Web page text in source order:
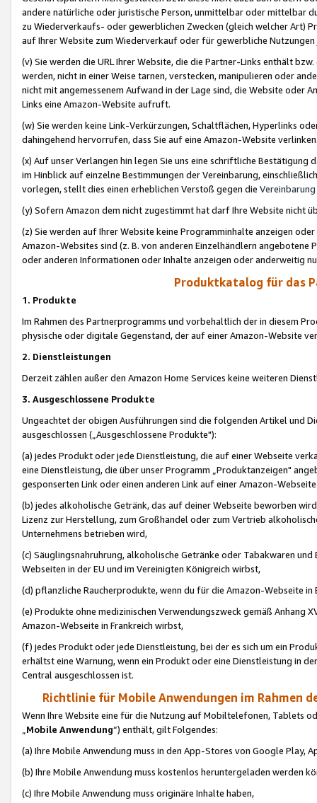
andere natürliche oder juristische Person, unmittelbar oder mittelbar
zu Wiederverkaufs- oder gewerblichen Zwecken (gleich welcher Art)
auf Ihrer Website zum Wiederverkauf oder für gewerbliche
(v) Sie werden die URL Ihrer Website, die die Partner-Links enthält
werden, nicht in einer Weise tarnen, verstecken, manipulieren oder
nicht mit angemessenem Aufwand in der Lage sind, die Website oder
Links eine Amazon-Website aufruft.
(w) Sie werden keine Link-Verkürzungen, Schaltflächen, Hyperlinks
dahingehend hervorrufen, dass Sie auf eine Amazon-Website
(x) Auf unser Verlangen hin legen Sie uns eine schriftliche
im Hinblick auf einzelne Bestimmungen der Vereinbarung,
vorlegen, stellt dies einen erheblichen Verstoß gegen die Vereinbarung
(y) Sofern Amazon dem nicht zugestimmt hat darf Ihre Website nicht
(z) Sie werden auf Ihrer Website keine Programminhalte anzeigen
Amazon-Websites sind (z. B. von anderen Einzelhändlern
oder anderen Informationen oder Inhalte anzeigen oder anderweitig
Produktkatalog für das
1. Produkte
Im Rahmen des Partnerprogramms und vorbehaltlich der in diesem
physische oder digitale Gegenstand, der auf einer Amazon-Website
2. Dienstleistungen
Derzeit zählen außer den Amazon Home Services keine weiteren
3. Ausgeschlossene Produkte
Ungeachtet der obigen Ausführungen sind die folgenden Artikel und
ausgeschlossen („Ausgeschlossene Produkte"):
(a) jedes Produkt oder jede Dienstleistung, die auf einer Webseite
eine Dienstleistung, die über unser Programm „Produktanzeigen"
gesponserten Link oder einen anderen Link auf einer Amazon-
(b) jedes alkoholische Getränk, das auf deiner Webseite beworben
Lizenz zur Herstellung, zum Großhandel oder zum Vertrieb
Unternehmens betrieben wird,
(c) Säuglingsnahruhrung, alkoholische Getränke oder Tabakwaren
Webseiten in der EU und im Vereinigten Königreich wirbst,
(d) pflanzliche Raucherprodukte, wenn du für die Amazon-Webseite in
(e) Produkte ohne medizinischen Verwendungszweck gemäß Anhang
Amazon-Webseite in Frankreich wirbst,
(f) jedes Produkt oder jede Dienstleistung, bei der es sich um ein
erhältst eine Warnung, wenn ein Produkt oder eine Dienstleistung in
Central ausgeschlossen ist.
Richtlinie für Mobile Anwendungen im Rahmen
Wenn Ihre Website eine für die Nutzung auf Mobiltelefonen, Tablets
„Mobile Anwendung“) enthält, gilt Folgendes:
(a) Ihre Mobile Anwendung muss in den App-Stores von Google Play,
(b) Ihre Mobile Anwendung muss kostenlos heruntergeladen werden
(c) Ihre Mobile Anwendung muss originäre Inhalte haben,